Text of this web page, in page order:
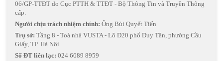
06/GP-TTĐT do Cục PTTH & TTĐT - Bộ Thông Tin và Truyền Thông
cấp.
Người chịu trách nhiệm chính: Ông Bùi Quyết Tiến
Trụ sở: Tầng 8 - Toà nhà VUSTA - Lô D20 phố Duy Tân, phường Cầu
Giấy, TP. Hà Nội.
Số ĐT liên lạc: 024 6689 8959